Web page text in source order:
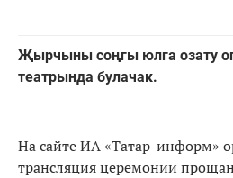
Җырчыны соңгы юлга озату
театрында булачак.
На сайте ИА «Татар-информ»
трансляция церемонии